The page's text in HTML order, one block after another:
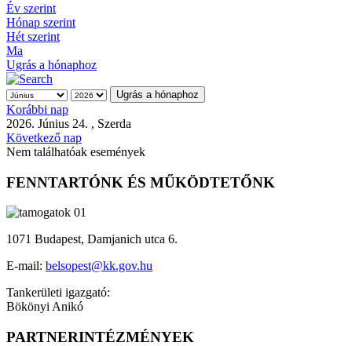
Év szerint
Hónap szerint
Hét szerint
Ma
Ugrás a hónaphoz
Ugrás a hónaphoz
Korábbi nap
2026. Június 24. , Szerda
Következő nap
Nem találhatóak események
FENNTARTÓNK ÉS MŰKÖDTETŐNK
1071 Budapest, Damjanich utca 6.
E-mail: belsopest@kk.gov.hu
Tankerületi igazgató:
Bökönyi Anikó
PARTNERINTÉZMÉNYEK